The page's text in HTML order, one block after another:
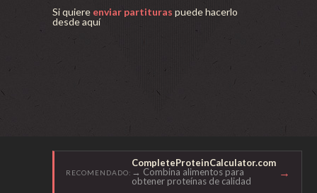
Si quiere enviar partituras puede hacerlo
desde aquí
RECOMENDADO:
CompleteProteinCalculator.com
→ Combina alimentos para
obtener proteínas de calidad
→